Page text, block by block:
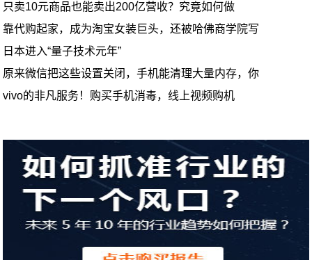
只卖10元商品也能卖出200亿营收？究竟如何做
靠代购起家，成为淘宝女装巨头，还被哈佛商学院写
日本进入“量子技术元年”
原来微信把这些设置关闭，手机能清理大量内存，你
vivo的非凡服务！购买手机消毒，线上视频购机